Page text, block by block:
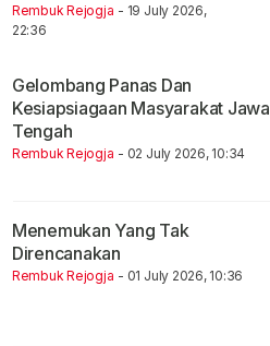
Rembuk Rejogja - 19 July 2026,
22:36
Gelombang Panas Dan
Kesiapsiagaan Masyarakat Jawa
Tengah
Rembuk Rejogja - 02 July 2026, 10:34
Menemukan Yang Tak
Direncanakan
Rembuk Rejogja - 01 July 2026, 10:36